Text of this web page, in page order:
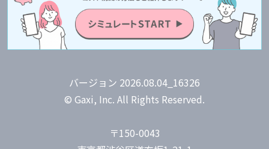
バージョン 2026.08.04_16326
© Gaxi, Inc. All Rights Reserved.
〒150-0043